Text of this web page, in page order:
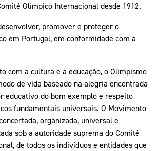
Olímpico Internacional desde 1912.
promover e proteger o
em Portugal, em conformidade com a
com a cultura e a educação, o Olimpismo
de vida baseado na alegria encontrada
educativo do bom exemplo e respeito
fundamentais universais. O Movimento
organizada, universal e
sob a autoridade suprema do Comité
de todos os indivíduos e entidades que